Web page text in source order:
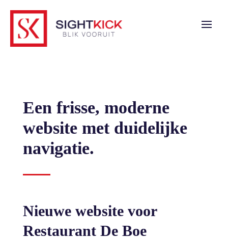
Een frisse, moderne
website met duidelijke
navigatie.
Nieuwe website voor
Restaurant De Boe